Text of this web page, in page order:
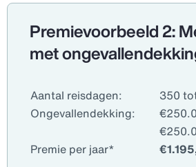
Premievoorbeeld 2:
met
Aantal reisdagen:
350
Ongevallendekking:
Premie per jaar*